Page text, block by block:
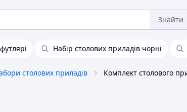
Знайти
Набір столових приладів чорні
столових приладів